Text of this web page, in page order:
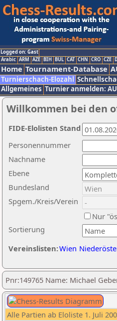
Logged on: Gast
Arabic ARM AZE BIH BUL CAT CHN CRO CZE
Home Tournament-Database
Turnierschach-Elozahl
Allgemeines Turnier anmelden:
Willkommen bei den
Nachname
Ebene
Sortierung
Personennummer
Bundesland
Spgem./Kreis/Verein
Nur
Vereinslisten:Wien
FIDE-Elolisten Stand
Pnr:149765 Name: Michael
Alle Partien ab Eloliste 1. Juli